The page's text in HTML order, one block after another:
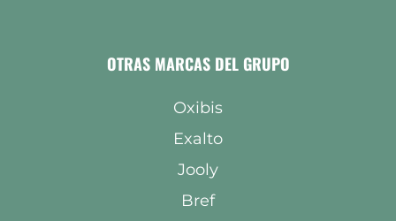
OTRAS MARCAS DEL GRUPO
Oxibis
Exalto
Jooly
Bref